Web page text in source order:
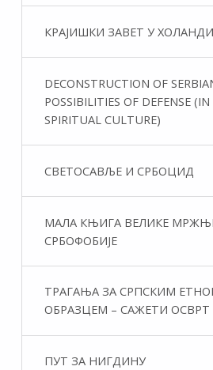
КРАЈИШКИ ЗАВЕТ У
DECONSTRUCTION OF
POSSIBILITIES OF DEFENSE
SPIRITUAL CULTURE)
СВЕТОСАВЉЕ И СРБОЦИД
МАЛА КЊИГА ВЕЛИКЕ
СРБОФОБИЈЕ
ТРАГАЊА ЗА СРПСКИМ
ОБРАЗЦЕМ – САЖЕТИ ОСВРТ
ПУТ ЗА НИГДИНУ